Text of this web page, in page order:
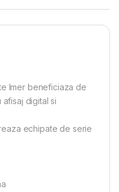
Imer beneficiaza de
digital si
echipate de serie